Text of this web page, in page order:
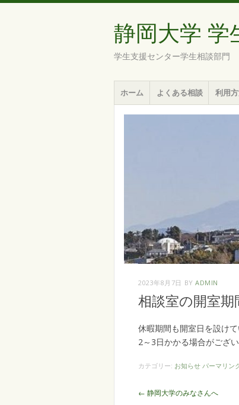
静岡大学 学
学生支援センター学生相談部門
メ
ニ
コ
ンホーム よくある相談 利用
2023年8月7日 BYADMIN
相談室の開室期
休暇期間も開室日を設け
2～3日かかる場合がござい
カテゴリー: お知らせ パーマリン
投
← 静岡大学のみなさんへ